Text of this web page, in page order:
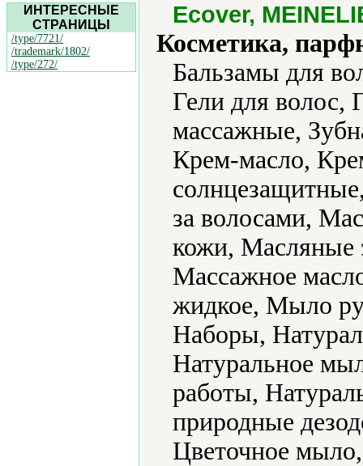
ИНТЕРЕСНЫЕ
СТРАНИЦЫ
/type/7721/
/trademark/1802/
/type/272/
Ecover,
Косметика,
Бальзамы для
Гели для волос,
массажные,
Крем-масло,
за волосами,
кожи, Масляные
Массажное
жидкое, Мыло
Наборы,
Натуральное
работы,
природные
Цветочное